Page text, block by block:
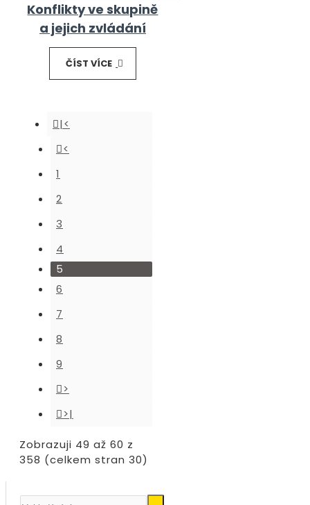
Konflikty ve skupině
a jejich zvládání
ČÍST VÍCE
|<
<
1
2
3
4
5
6
7
8
9
>
>|
Zobrazuji 49 až 60 z
358 (celkem stran 30)